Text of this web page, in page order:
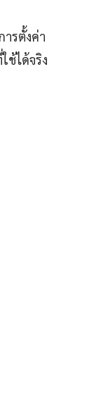
รตั้งค่า
ช้ได้จริง